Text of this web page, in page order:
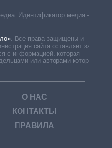
Идентификатор медиа –
. Все права защищены и
сайта оставляет за
с информацией, которая
или авторами которой
О НАС
КОНТАКТЫ
ПРАВИЛА